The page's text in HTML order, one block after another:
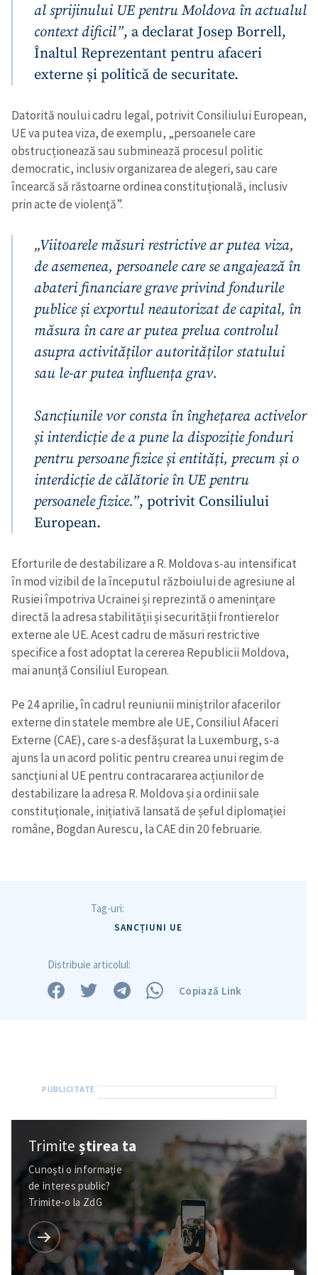
Trimite o informație
Despre ZdG
in English
на русском
al sprijinului UE pentru Moldova în actualul
context dificil”, a declarat Josep Borrell,
Înaltul Reprezentant pentru afaceri
externe și politică de securitate.
Datorită noului cadru legal, potrivit Consiliului European,
UE va putea viza, de exemplu, „persoanele care
obstrucționează sau subminează procesul politic
democratic, inclusiv organizarea de alegeri, sau care
încearcă să răstoarne ordinea constituțională, inclusiv
prin acte de violență”.
„Viitoarele măsuri restrictive ar putea viza,
de asemenea, persoanele care se angajează în
abateri financiare grave privind fondurile
publice și exportul neautorizat de capital, în
măsura în care ar putea prelua controlul
asupra activităților autorităților statului
sau le-ar putea influența grav.
Sancțiunile vor consta în înghețarea activelor
și interdicție de a pune la dispoziție fonduri
pentru persoane fizice și entități, precum și o
interdicție de călătorie în UE pentru
persoanele fizice.”, potrivit Consiliului
European.
Eforturile de destabilizare a R. Moldova s-au intensificat
în mod vizibil de la începutul războiului de agresiune al
Rusiei împotriva Ucrainei și reprezintă o amenințare
directă la adresa stabilității și securității frontierelor
externe ale UE. Acest cadru de măsuri restrictive
specifice a fost adoptat la cererea Republicii Moldova,
mai anunță Consiliul European.
Pe 24 aprilie, în cadrul reuniunii miniștrilor afacerilor
externe din statele membre ale UE, Consiliul Afaceri
Externe (CAE), care s-a desfășurat la Luxemburg, s-a
ajuns la un acord politic pentru crearea unui regim de
sancțiuni al UE pentru contracararea acțiunilor de
destabilizare la adresa R. Moldova și a ordinii sale
constituționale, inițiativă lansată de șeful diplomației
române, Bogdan Aurescu, la CAE din 20 februarie.
Tag-uri:
SANCȚIUNI UE
Distribuie articolul:
Copiază Link
Trimiteștirea ta
Cunoști o informație
de interes public?
Trimite-o la ZdG
ȘTIREA MEA